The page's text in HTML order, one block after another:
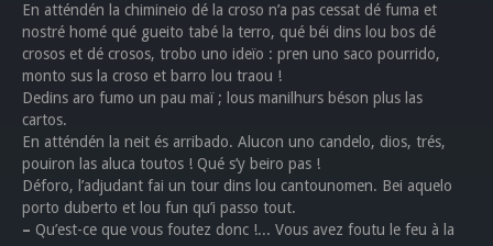
En atténdén la chimineio dé la croso n’a pas cessat dé fuma et
nostré homé qué gueito tabé la terro, qué béi dins lou bos dé
crosos et dé crosos, trobo uno ideïo : pren uno saco pourrido,
monto sus la croso et barro lou traou !
Dedins aro fumo un pau maï ; lous manilhurs béson plus las
cartos.
En atténdén la neit és arribado. Alucon uno candelo, dios, trés,
pouiron las aluca toutos ! Qué s’y beiro pas !
Déforo, l’adjudant fai un tour dins lou cantounomen. Bei aquelo
porto duberto et lou fun qu’i passo tout.
– Qu’est-ce que vous foutez donc !... Vous avez foutu le feu à la